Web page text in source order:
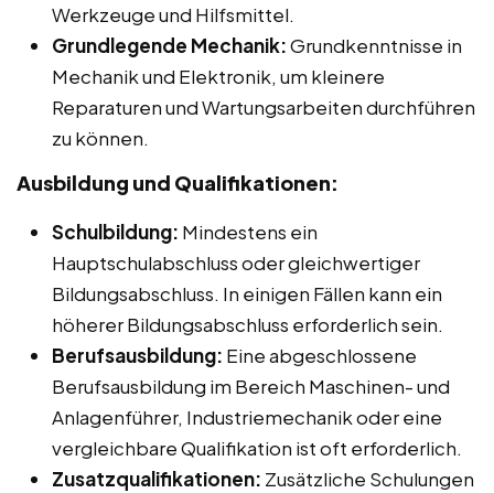
Werkzeuge und Hilfsmittel.
Grundlegende Mechanik:Grundkenntnisse in
Mechanik und Elektronik, um kleinere
Reparaturen und Wartungsarbeiten durchführen
zu können.
Ausbildung und Qualifikationen:
Schulbildung: Mindestens ein
Hauptschulabschluss oder gleichwertiger
Bildungsabschluss. In einigen Fällen kann ein
höherer Bildungsabschluss erforderlich sein.
Berufsausbildung: Eine abgeschlossene
Berufsausbildung im Bereich Maschinen- und
Anlagenführer, Industriemechanik oder eine
vergleichbare Qualifikation ist oft erforderlich.
Zusatzqualifikationen: Zusätzliche Schulungen